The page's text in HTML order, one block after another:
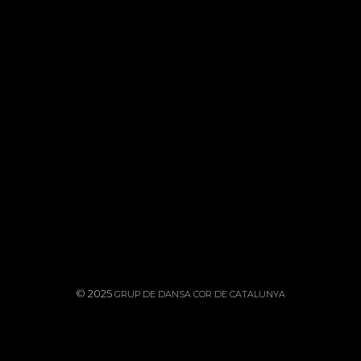
© 2025 GRUP DE DANSA COR DE CATALUNYA